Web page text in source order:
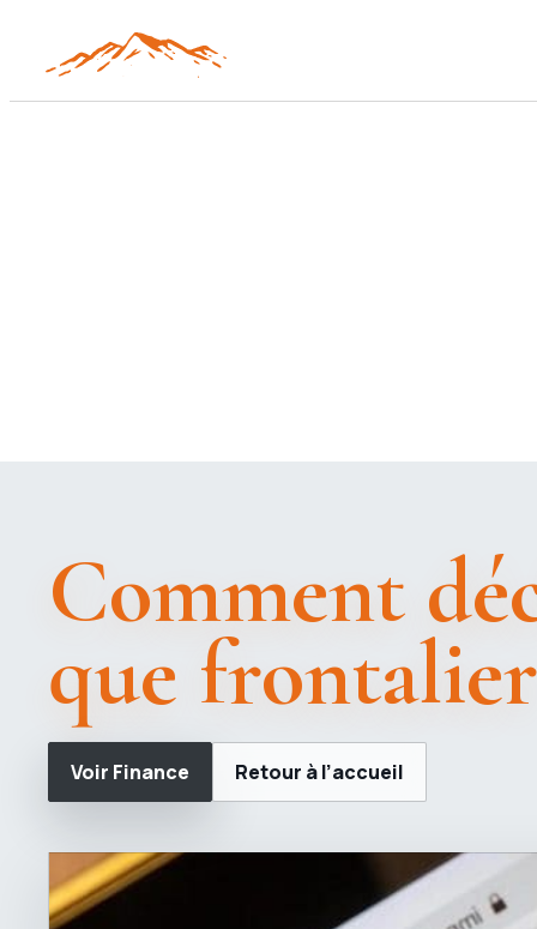
Comment
que frontalier
Voir Finance Retour à l’accueil